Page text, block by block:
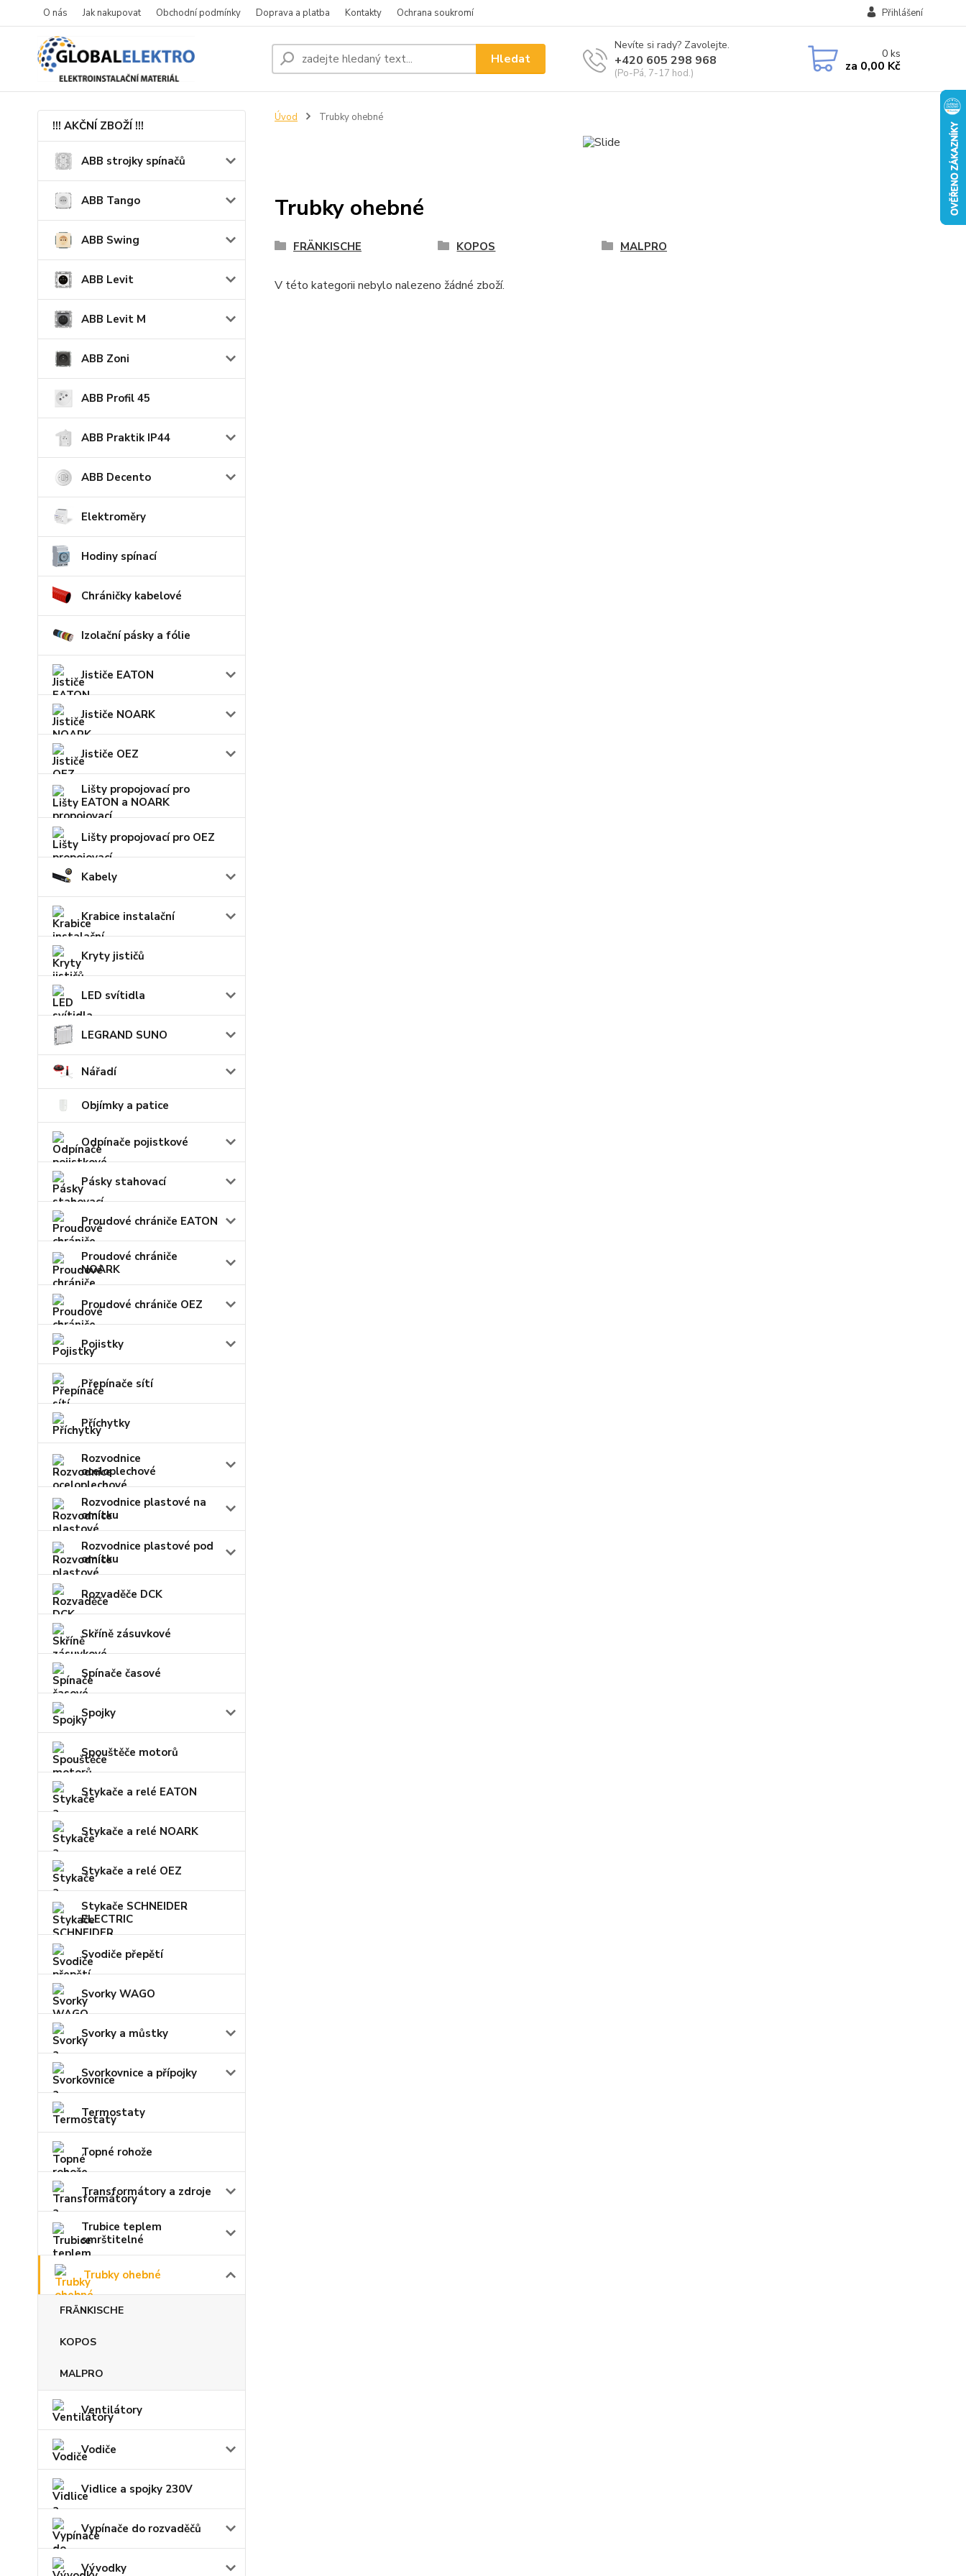
O nás Jak nakupovat Obchodní podmínky Doprava a platba Kontakty Ochrana soukromí Přihlášení
Hledat
Nevíte si rady? Zavolejte.
+420 605 298 968
(Po-Pá, 7-17 hod.)
0ks
za 0,00 Kč
!!! AKČNÍ ZBOŽÍ !!!
ABB strojky spínačů
ABB Tango
ABB Swing
ABB Levit
ABB Levit M
ABB Zoni
ABB Profil 45
ABB Praktik IP44
ABB Decento
Elektroměry
Hodiny spínací
Chráničky kabelové
Izolační pásky a fólie
Jističe EATON
Jističe NOARK
Jističe OEZ
Lišty propojovací pro
EATON a NOARK
Lišty propojovací pro OEZ
Kabely
Krabice instalační
Kryty jističů
LED svítidla
LEGRAND SUNO
Nářadí
Objímky a patice
Odpínače pojistkové
Pásky stahovací
Proudové chrániče EATON
Proudové chrániče
NOARK
Proudové chrániče OEZ
Pojistky
Přepínače sítí
Příchytky
Rozvodnice
oceloplechové
Rozvodnice plastové na
omítku
Rozvodnice plastové pod
omítku
Rozvaděče DCK
Skříně zásuvkové
Spínače časové
Spojky
Spouštěče motorů
Stykače a relé EATON
Stykače a relé NOARK
Stykače a relé OEZ
Stykače SCHNEIDER
ELECTRIC
Svodiče přepětí
Svorky WAGO
Svorky a můstky
Svorkovnice a přípojky
Termostaty
Topné rohože
Transformátory a zdroje
Trubice teplem
smrštitelné
Trubky ohebné
FRÄNKISCHE
KOPOS
MALPRO
Ventilátory
Vodiče
Vidlice a spojky 230V
Vypínače do rozvaděčů
Vývodky
Úvod Trubky ohebné
Trubky ohebné
FRÄNKISCHE KOPOS MALPRO
V této kategorii nebylo nalezeno žádné zboží.